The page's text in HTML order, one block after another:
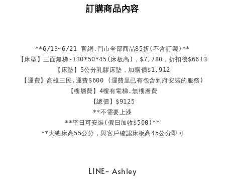
訂購商品內容
**6/13~6/21 官網.門市全部商品85折(不含訂製)**
【床型】三面無梯-130*50*45(床板高)，$7,780，折扣後$6613
【床墊】5公分乳膠床墊，加購價$1,912
【運費】高雄三民.運費$600 (運費里已有包含到府安裝的服務)
【樓層費】4樓有電梯.無樓層費
【總價】$9125
**不需要上漆
**平日可安裝(假日加收$500)**
**大總床高55公分，與客戶確認床板高45公分即可
LINE- Ashley